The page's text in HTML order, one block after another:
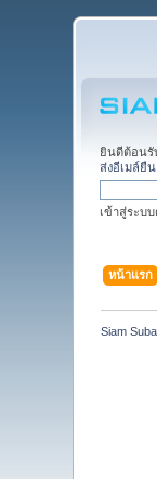
ยินดีต้อน
ส่งอีเมล์ยื
เข้าสู่ระบ
หน้าแรก
Siam